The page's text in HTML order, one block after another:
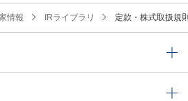
情報 IRライブラリ 定款・株式取扱規